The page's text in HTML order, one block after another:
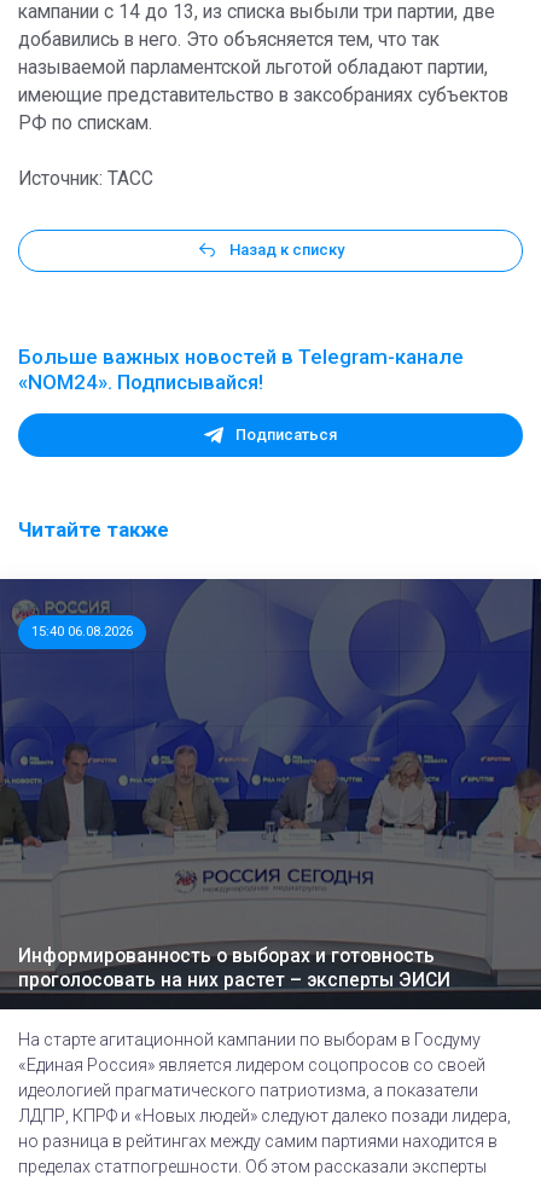
кампании с 14 до 13, из списка выбыли три партии, две
добавились в него. Это объясняется тем, что так
называемой парламентской льготой обладают партии,
имеющие представительство в заксобраниях субъектов
РФ по спискам.
Источник: ТАСС
Назад к списку
Больше важных новостей в Telegram-канале
«NOM24». Подписывайся!
Подписаться
Читайте также
15:40 06.08.2026
Информированность о выборах и готовность
проголосовать на них растет – эксперты ЭИСИ
На старте агитационной кампании по выборам в Госдуму
«Единая Россия» является лидером соцопросов со своей
идеологией прагматического патриотизма, а показатели
ЛДПР, КПРФ и «Новых людей» следуют далеко позади лидера,
но разница в рейтингах между самим партиями находится в
пределах статпогрешности. Об этом рассказали эксперты